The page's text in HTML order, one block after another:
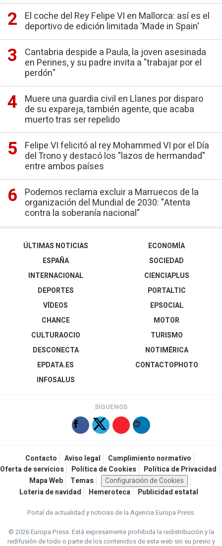
El coche del Rey Felipe VI en Mallorca: así es el
deportivo de edición limitada 'Made in Spain'
Cantabria despide a Paula, la joven asesinada
en Perines, y su padre invita a "trabajar por el
perdón"
Muere una guardia civil en Llanes por disparo
de su expareja, también agente, que acaba
muerto tras ser repelido
Felipe VI felicitó al rey Mohammed VI por el Día
del Trono y destacó los "lazos de hermandad"
entre ambos países
Podemos reclama excluir a Marruecos de la
organización del Mundial de 2030: "Atenta
contra la soberanía nacional"
ÚLTIMAS NOTICIAS
ESPAÑA
INTERNACIONAL
DEPORTES
VÍDEOS
ECONOMÍA
SOCIEDAD
CIENCIAPLUS
PORTALTIC
EPSOCIAL
CHANCE
CULTURAOCIO
DESCONECTA
EPDATA.ES
INFOSALUS
MOTOR
TURISMO
NOTIMÉRICA
CONTACTOPHOTO
SÍGUENOS
Contacto Aviso legal
Cumplimiento normativo
Oferta de servicios
Política de Cookies
Política de Privacidad
Mapa Web
Temas
Configuración de Cookies
Loteria de navidad
Hemeroteca Publicidad estatal
Portal de actualidad y noticias de la Agencia Europa Press.
© 2026 Europa Press.Está expresamente prohibida la redistribución y la
redifusión de todo o parte de los contenidos de esta web sin su previo y